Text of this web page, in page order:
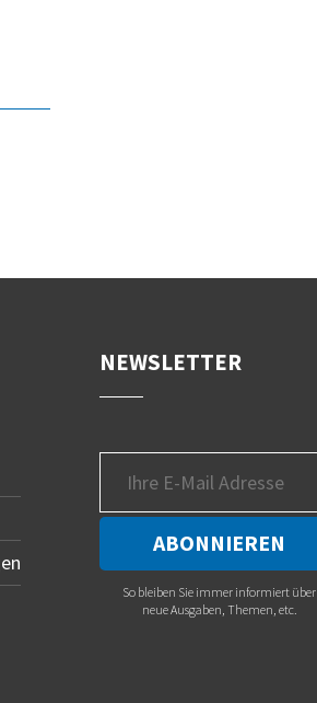
NEWSLETTER
So bleiben Sie immer informiert über
neue Ausgaben, Themen, etc.